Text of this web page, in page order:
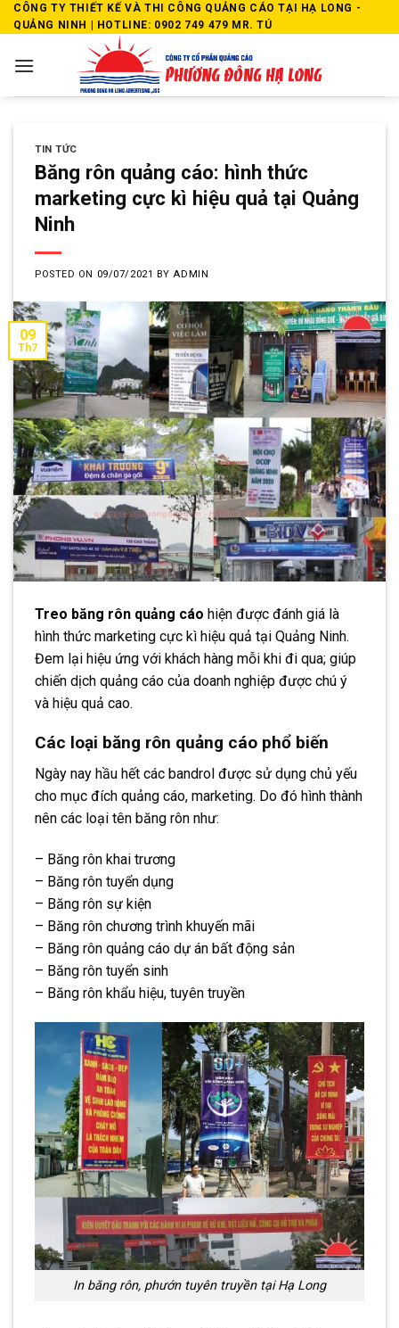
Skip
to
CÔNG TY THIẾT KẾ VÀ THI CÔNG QUẢNG CÁO TẠI HẠ LONG -
QUẢNG NINH | HOTLINE: 0902 749 479 MR. TÚ
TIN TỨC
Băng rôn quảng cáo: hình thức
marketing cực kì hiệu quả tại Quảng
Ninh
POSTED ON 09/07/2021 BY ADMIN
09
Th7
Treo băng rôn quảng cáo hiện được đánh giá là
hình thức marketing cực kì hiệu quả tại Quảng Ninh.
Đem lại hiệu ứng với khách hàng mỗi khi đi qua; giúp
chiến dịch quảng cáo của doanh nghiệp được chú ý
và hiệu quả cao.
Các loại băng rôn quảng cáo phổ biến
Ngày nay hầu hết các bandrol được sử dụng chủ yếu
cho mục đích quảng cáo, marketing. Do đó hình thành
nên các loại tên băng rôn như:
– Băng rôn khai trương
– Băng rôn tuyển dụng
– Băng rôn sự kiện
– Băng rôn chương trình khuyến mãi
– Băng rôn quảng cáo dự án bất động sản
– Băng rôn tuyển sinh
– Băng rôn khẩu hiệu, tuyên truyền
In băng rôn, phướn tuyên truyền tại Hạ Long